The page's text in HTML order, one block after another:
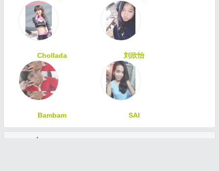
Chollada 刘欣怡
Bambam SAI